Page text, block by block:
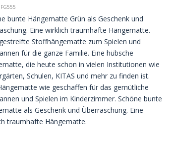
FG555
bunte Hängematte Grün als Geschenk und
Eine wirklich traumhafte Hängematte.
Stoffhängematte zum Spielen und
für die ganze Familie. Eine hübsche
die heute schon in vielen Institutionen wie
Schulen, KITAS und mehr zu finden ist.
wie geschaffen für das gemütliche
und Spielen im Kinderzimmer. Schöne bunte
als Geschenk und Überraschung. Eine
traumhafte Hängematte.